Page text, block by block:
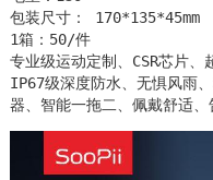
包装尺寸：
1箱：50/件
专业级运动定制、CSR芯片、
IP67级深度防水、无惧风雨
器、智能一拖二、佩戴舒适、